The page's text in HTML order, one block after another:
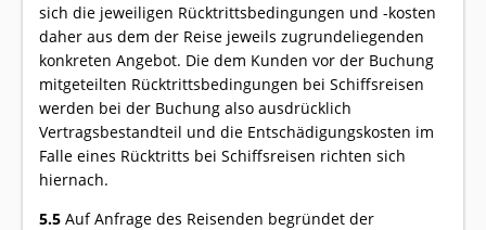
sich die jeweiligen Rücktrittsbedingungen und -kosten
daher aus dem der Reise jeweils zugrundeliegenden
konkreten Angebot. Die dem Kunden vor der Buchung
mitgeteilten Rücktrittsbedingungen bei Schiffsreisen
werden bei der Buchung also ausdrücklich
Vertragsbestandteil und die Entschädigungskosten im
Falle eines Rücktritts bei Schiffsreisen richten sich
hiernach.
5.5 Auf Anfrage des Reisenden begründet der